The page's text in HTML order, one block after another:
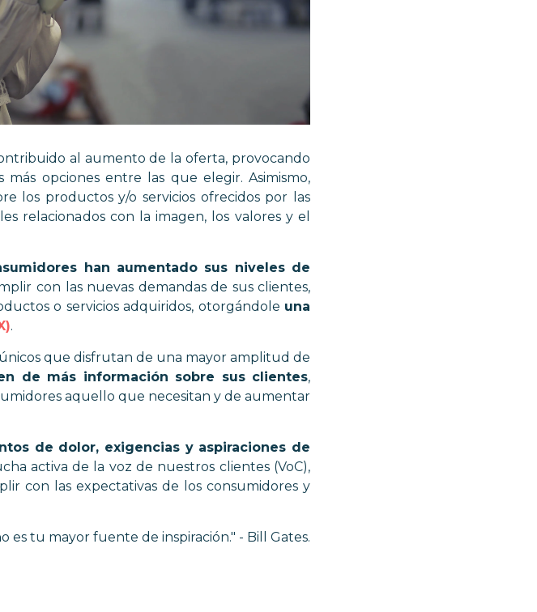
al aumento de la oferta, provocando
más opciones entre las que elegir. Asimismo,
los productos y/o servicios ofrecidos por las
relacionados con la imagen, los valores y el
han aumentado sus niveles de
con las nuevas demandas de sus clientes,
o servicios adquiridos, otorgándole una
.
que disfrutan de una mayor amplitud de
de más información sobre sus clientes,
aquello que necesitan y de aumentar
de dolor, exigencias y aspiraciones de
activa de la voz de nuestros clientes (VoC),
con las expectativas de los consumidores y
es tu mayor fuente de inspiración." - Bill Gates.